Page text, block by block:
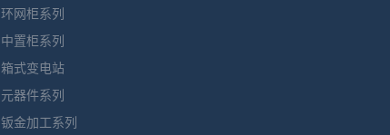
环网柜系列
中置柜系列
箱式变电站
元器件系列
钣金加工系列